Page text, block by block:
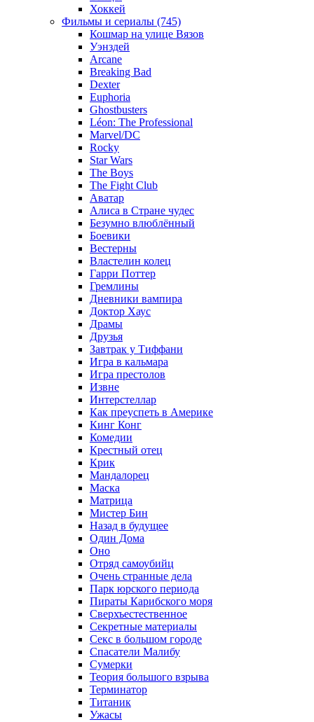
Хоккей
Фильмы и сериалы (745)
Кошмар на улице Вязов
Уэнздей
Arcane
Breaking Bad
Dexter
Euphoria
Ghostbusters
Léon: The Professional
Marvel/DC
Rocky
Star Wars
The Boys
The Fight Club
Аватар
Алиса в Стране чудес
Безумно влюблённый
Боевики
Вестерны
Властелин колец
Гарри Поттер
Гремлины
Дневники вампира
Доктор Хаус
Драмы
Друзья
Завтрак у Тиффани
Игра в кальмара
Игра престолов
Извне
Интерстеллар
Как преуспеть в Америке
Кинг Конг
Комедии
Крестный отец
Крик
Мандалорец
Маска
Матрица
Мистер Бин
Назад в будущее
Один Дома
Оно
Отряд самоубийц
Очень странные дела
Парк юрского периода
Пираты Карибского моря
Сверхъестественное
Секретные материалы
Секс в большом городе
Спасатели Малибу
Сумерки
Теория большого взрыва
Терминатор
Титаник
Ужасы